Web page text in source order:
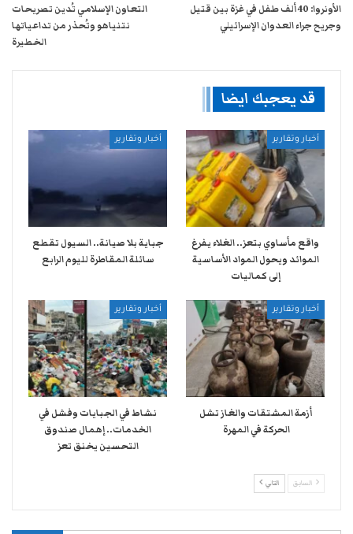
الأونروا: 40 ألف طفل في غزة بين قتيل
وجريح جراء العدوان الإسرائيلي
التعاون الإسلامي تُدين تصريحات
نتنياهو وتُحذر من تداعياتها
الخطيرة
قد يعجبك ايضا
أخبار وتقارير
واقع مأساوي بتعز.. الغلاء يفرغ
الموائد ويحول المواد الأساسية
إلى كماليات
أخبار وتقارير
جباية بلا صيانة.. السيول تقطع
سائلة المقاطرة لليوم الرابع
أخبار وتقارير
أزمة المشتقات والغاز تشل
الحركة في المهرة ​
أخبار وتقارير
نشاط في الجبايات وفشل في
الخدمات.. إهمال صندوق
التحسين يخنق تعز
السابق التالي